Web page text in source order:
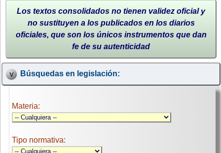
Los textos consolidados no tienen validez oficial y
no sustituyen a los publicados en los diarios
oficiales, que son los únicos instrumentos que dan
fe de su autenticidad
Búsquedas en legislación:
Materia:
Tipo normativa: